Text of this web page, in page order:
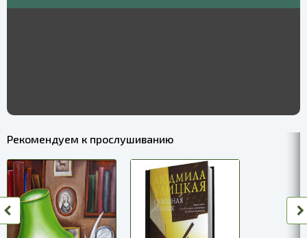
Рекомендуем к прослушиванию